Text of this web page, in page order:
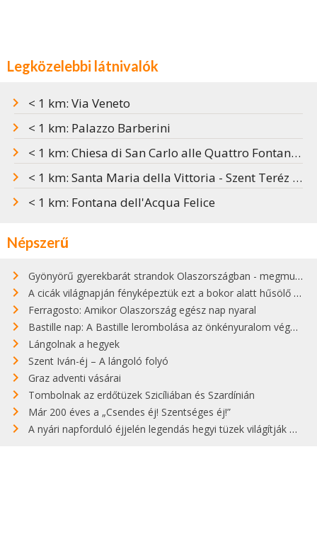
Legközelebbi látnivalók
< 1 km: Via Veneto
< 1 km: Palazzo Barberini
< 1 km: Chiesa di San Carlo alle Quattro Fontane - Borromini tervezte gyönyörű barokk templom Rómában
< 1 km: Santa Maria della Vittoria - Szent Teréz extázisa Rómában
< 1 km: Fontana dell'Acqua Felice
Népszerű
Gyönyörű gyerekbarát strandok Olaszországban - megmutatjuk a 15 legjobbat
A cicák világnapján fényképeztük ezt a bokor alatt hűsölő cicát Kisorosziban
Ferragosto: Amikor Olaszország egész nap nyaral
Bastille nap: A Bastille lerombolása az önkényuralom végét jelentette
Lángolnak a hegyek
Szent Iván-éj – A lángoló folyó
Graz adventi vásárai
Tombolnak az erdőtüzek Szicíliában és Szardínián
Már 200 éves a „Csendes éj! Szentséges éj!”
A nyári napforduló éjjelén legendás hegyi tüzek világítják meg Zugspitzét